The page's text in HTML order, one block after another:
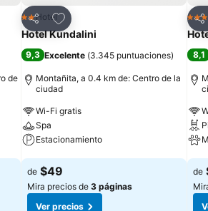
de
Compartir
Agregar a favoritos
2 Estrellas
Hotel
Hotel Kundalini
9,3 Excelente (3.345 puntuaciones)
Montañita, a 0.4 km de: Centro de la
ciudad
Wi-Fi gratis
Spa
Estacionamiento
Ver precios
de $49
Mira precios de 3 páginas
Ver precios
3
8,1
de